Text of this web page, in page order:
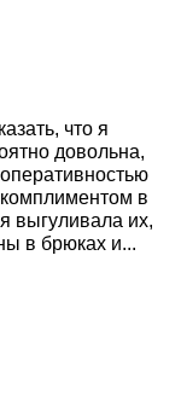
что я
довольна,
в
выгуливала их,
в брюках и...